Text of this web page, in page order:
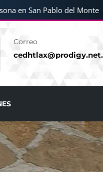
en San Pablo del Monte ●
Correo